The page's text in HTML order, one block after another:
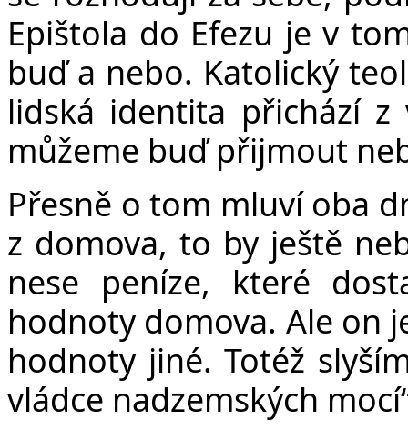
Epištola do Efezu je v
buď a nebo. Katolický
lidská identita přichází
můžeme buď přijmout
Přesně o tom mluví oba
z domova, to by ještě
nese peníze, které
hodnoty domova. Ale on
hodnoty jiné. Totéž
vládce nadzemských